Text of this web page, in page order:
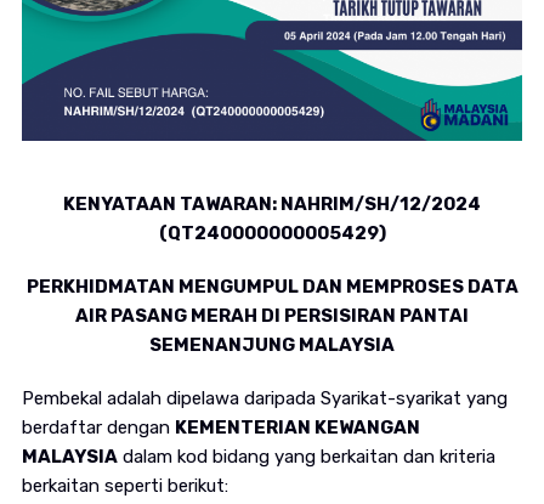
KENYATAAN TAWARAN: NAHRIM/SH/12/2024
(QT240000000005429)
PERKHIDMATAN MENGUMPUL DAN MEMPROSES DATA
AIR PASANG MERAH DI PERSISIRAN PANTAI
SEMENANJUNG MALAYSIA
Pembekal adalah dipelawa daripada Syarikat-syarikat yang
berdaftar dengan KEMENTERIAN KEWANGAN
MALAYSIAdalam kod bidang yang berkaitan dan kriteria
berkaitan seperti berikut: